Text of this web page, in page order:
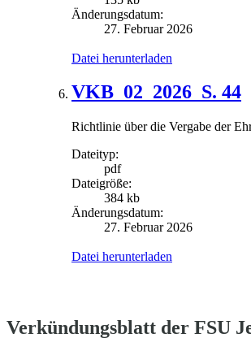
Änderungsdatum:
27. Februar 2026
Datei herunterladen
VKB_02_2026_S. 44
Richtlinie über die Vergabe der
Dateityp:
pdf
Dateigröße:
384 kb
Änderungsdatum:
27. Februar 2026
Datei herunterladen
Verkündungsblatt der FSU